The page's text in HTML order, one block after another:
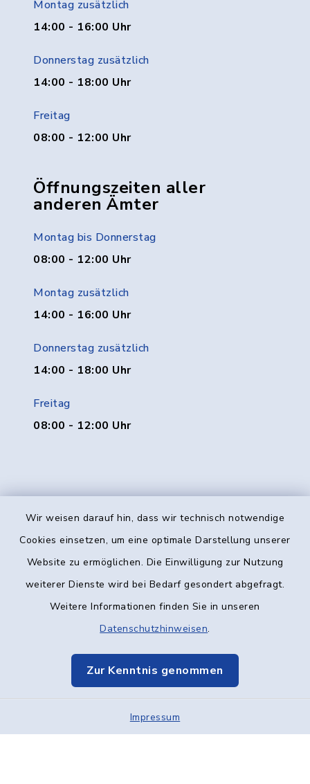
Wir weisen darauf hin, dass wir technisch notwendige
Cookies einsetzen, um eine optimale Darstellung unserer
Website zu ermöglichen. Die Einwilligung zur Nutzung
weiterer Dienste wird bei Bedarf gesondert abgefragt.
Weitere Informationen finden Sie in unseren
Datenschutzhinweisen.
Zur Kenntnis genommen
Impressum
Montag zusätzlich
14:00 - 16:00 Uhr
Donnerstag zusätzlich
14:00 - 18:00 Uhr
Freitag
08:00 - 12:00 Uhr
Öffnungszeiten aller
anderen Ämter
Montag bis Donnerstag
08:00 - 12:00 Uhr
Montag zusätzlich
14:00 - 16:00 Uhr
Donnerstag zusätzlich
14:00 - 18:00 Uhr
Freitag
08:00 - 12:00 Uhr
Kontakt
Datenschutz
Elektronische Kommunikation
Sitemap